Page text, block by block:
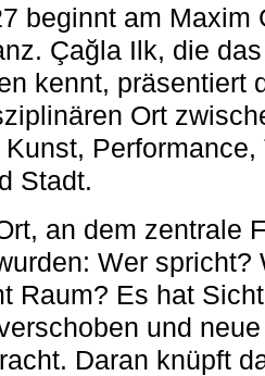
beginnt am Maxim
Çağla Ilk, die
kennt, präsentiert
Ort
Performance,
Stadt.
an dem zentrale
Wer spricht?
Raum? Es hat
und neue
Daran knüpft